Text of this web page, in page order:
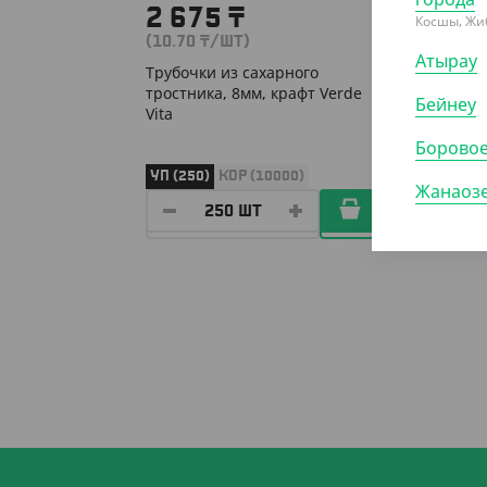
2 675 ₸
(10.70 ₸/ШТ)
Трубочки из сахарного
тростника, 8мм, крафт Verde
Vita
УП (250) КОР (10000)
11 мм,
Косшы,
Атырау
Бейнеу